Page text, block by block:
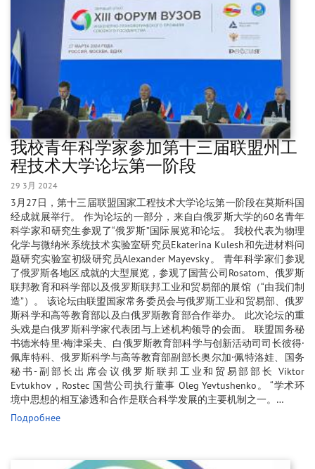
我校青年科学家参加第十三届联盟州工
程技术大学论坛第一阶段
29 3月 2024
3月27日，第十三届联盟国家工程技术大学论坛第一阶段在莫斯科国
经成就展举行。 作为论坛的一部分，来自白俄罗斯大学的60名青年
科学家和研究生参观了“俄罗斯”国际展览和论坛。 我校代表为物理
化学与微纳米系统技术实验室研究员Ekaterina Kulesh和先进材料问
题研究实验室初级研究员Alexander Mayevsky。 青年科学家们参观
了俄罗斯各地区成就的大型展览，参观了国营公司Rosatom、俄罗斯
联邦教育和科学部以及俄罗斯联邦工业和贸易部的展馆（“由我们制
造”）。 该论坛由联盟国家常务委员会与俄罗斯工业和贸易部、俄罗
斯科学和高等教育部以及白俄罗斯教育部合作举办。 此次论坛的重
头戏是白俄罗斯科学家代表团与上述机构领导的会面。 联盟国务秘
书德米特里·梅津采夫、白俄罗斯教育部科学与创新活动司司长彼得·
佩库特科、俄罗斯科学与高等教育部副部长奥尔加·佩特洛娃、国务
秘书-副部长出席会议俄罗斯联邦工业和贸易部部长 Viktor
Evtukhov，Rostec 国营公司执行董事 Oleg Yevtushenko。 “学术环
境中思想的相互渗透和合作是联合科学发展的主要机制之一。…
Подробнее